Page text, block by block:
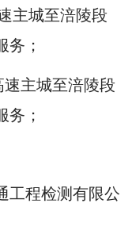
主城至涪陵段
务；
速主城至涪陵段
务；
工程检测有限公